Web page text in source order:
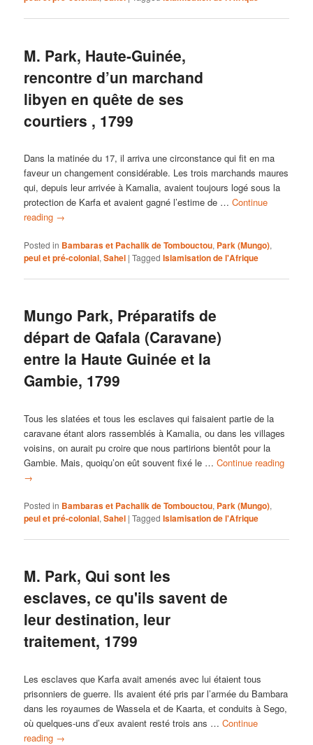
M. Park, Haute-Guinée,
rencontre d’un marchand
libyen en quête de ses
courtiers , 1799
Dans la matinée du 17, il arriva une circonstance qui fit en ma
faveur un changement considérable. Les trois marchands maures
qui, depuis leur arrivée à Kamalia, avaient toujours logé sous la
protection de Karfa et avaient gagné l’estime de …Continue
reading →
Posted in Bambaras et Pachalik de Tombouctou, Park (Mungo),
peul et pré-colonial,Sahel |Tagged Islamisation de l'Afrique
Mungo Park, Préparatifs de
départ de Qafala (Caravane)
entre la Haute Guinée et la
Gambie, 1799
Tous les slatées et tous les esclaves qui faisaient partie de la
caravane étant alors rassemblés à Kamalia, ou dans les villages
voisins, on aurait pu croire que nous partirions bientôt pour la
Gambie. Mais, quoiqu’on eût souvent fixé le …Continue reading
→
Posted in Bambaras et Pachalik de Tombouctou, Park (Mungo),
peul et pré-colonial,Sahel |Tagged Islamisation de l'Afrique
M. Park, Qui sont les
esclaves, ce qu'ils savent de
leur destination, leur
traitement, 1799
Les esclaves que Karfa avait amenés avec lui étaient tous
prisonniers de guerre. Ils avaient été pris par l’armée du Bambara
dans les royaumes de Wassela et de Kaarta, et conduits à Sego,
où quelques-uns d’eux avaient resté trois ans …Continue
reading →